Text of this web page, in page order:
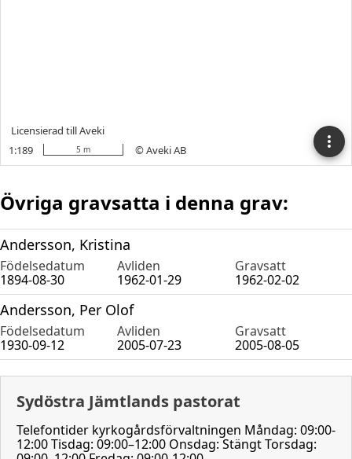
Övriga gravsatta i denna grav:
Andersson, Kristina
Födelsedatum Avliden
Gravsatt
1894-08-30
1962-01-29 1962-02-02
Andersson, Per Olof
Födelsedatum Avliden
Gravsatt
1930-09-12
2005-07-23 2005-08-05
Sydöstra Jämtlands pastorat
Telefontider kyrkogårdsförvaltningen Måndag: 09:00-
12:00 Tisdag: 09:00–12:00 Onsdag: Stängt Torsdag: